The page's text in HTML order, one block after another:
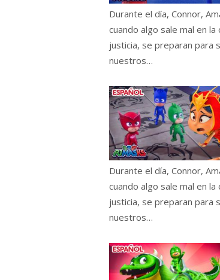
Durante el día, Connor,
cuando algo sale mal en
justicia, se preparan para
nuestros…
Durante el día, Connor,
cuando algo sale mal en
justicia, se preparan para
nuestros…